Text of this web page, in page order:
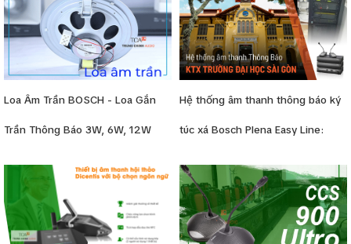
Loa Âm Trần BOSCH - Loa Gắn
Trần Thông Báo 3W, 6W, 12W
Hệ thống âm thanh thông báo ký
túc xá Bosch Plena Easy Line: